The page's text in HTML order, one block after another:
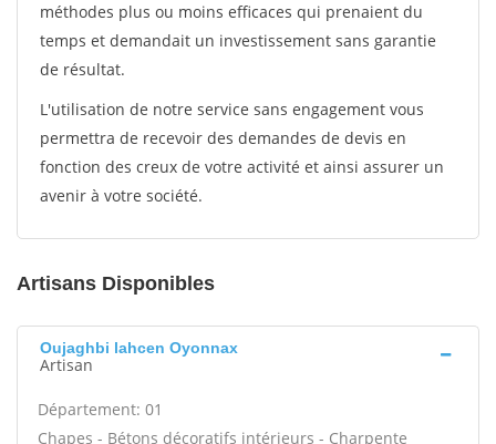
méthodes plus ou moins efficaces qui prenaient du
temps et demandait un investissement sans garantie
de résultat.
L'utilisation de notre service sans engagement vous
permettra de recevoir des demandes de devis en
fonction des creux de votre activité et ainsi assurer un
avenir à votre société.
Artisans Disponibles
Oujaghbi lahcen Oyonnax
Artisan
Département: 01
Chapes - Bétons décoratifs intérieurs - Charpente